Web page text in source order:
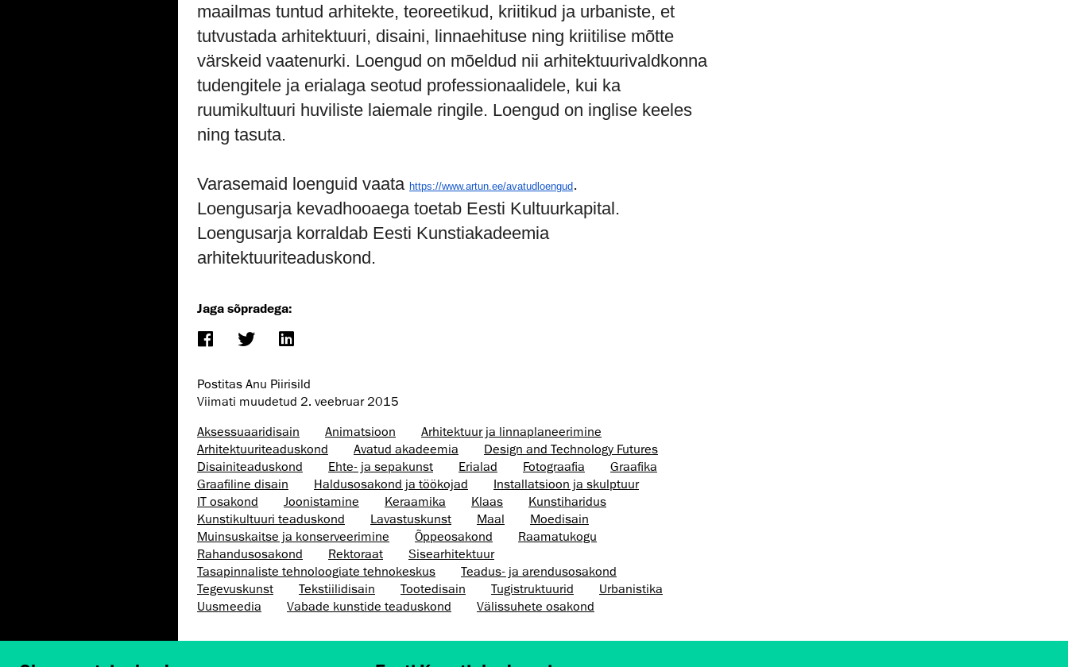
maailmas tuntud arhitekte, teoreetikud, kriitikud ja urbaniste, et
tutvustada arhitektuuri, disaini, linnaehituse ning kriitilise mõtte
värskeid vaatenurki. Loengud on mõeldud nii arhitektuurivaldkonna
tudengitele ja erialaga seotud professionaalidele, kui ka
ruumikultuuri huviliste laiemale ringile. Loengud on inglise keeles
ning tasuta.
Varasemaid loenguid vaata https://www.artun.ee/avatudloengud.
Loengusarja kevadhooaega toetab Eesti Kultuurkapital.
Loengusarja korraldab Eesti Kunstiakadeemia
arhitektuuriteaduskond.
Jaga sõpradega:
Postitas Anu Piirisild
Viimati muudetud 2. veebruar 2015
Aksessuaaridisain
Animatsioon
Arhitektuur ja linnaplaneerimine
Arhitektuuri­teaduskond
Avatud akadeemia
Design and Technology Futures
Disaini­­teaduskond
Ehte- ja sepakunst Erialad Fotograafia
Graafika
Graafiline disain
Haldusosakond ja töökojad
Installatsioon ja skulptuur
IT osakond
Joonistamine Keraamika Klaas
Kunstiharidus
Kunsti­kultuuri teaduskond
Lavastuskunst Maal
Moedisain
Muinsus­kaitse ja konserveerimine
Õppeosakond
Raamatukogu
Rahandusosakond
Rektoraat
Sisearhitektuur
Tasapinnaliste tehnoloogiate tehnokeskus
Teadus- ja arendusosakond
Tegevuskunst
Tekstiilidisain Tootedisain Tugistruktuurid
Urbanistika
Uusmeedia
Vabade kunstide teaduskond Välissuhete osakond